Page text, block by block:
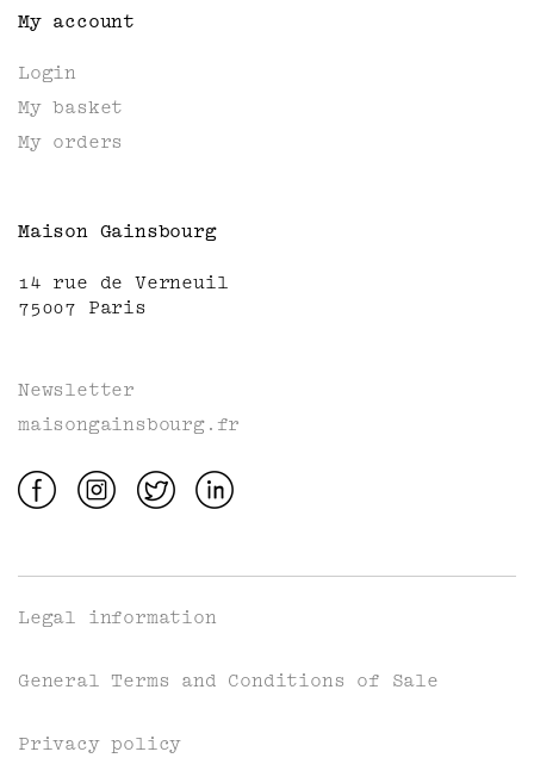
My account
Login
My basket
My orders
Maison Gainsbourg
14 rue de Verneuil
75007 Paris
Newsletter
maisongainsbourg.fr
Legal information
General Terms and Conditions of Sale
Privacy policy